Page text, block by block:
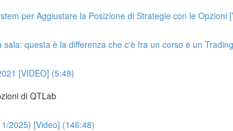
per Aggiustare la Posizione di Strategie con le Opzioni
questa è la differenza che c'è fra un corso e un
[VIDEO] (5:48)
di QTLab
2025) [Video] (146:48)